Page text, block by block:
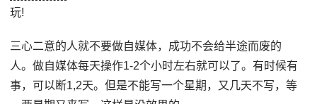
玩!
三心二意的人就不要做自媒体，成功不会给半途而废的
人。做自媒体每天操作1-2个小时左右就可以了。有时候有
事，可以断1,2天。但是不能写一个星期，又几天不写，等